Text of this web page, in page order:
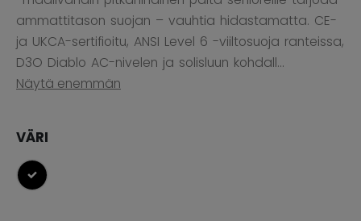
ammattitason suojan – vauhtia hidastamatta. CE-
ja UKCA-sertifioitu, ANSI Level 6 -viiltosuoja ranteissa,
D3O Diablo AC-nivelen ja solisluun kohdall...
Näytä enemmän
VÄRI
selected